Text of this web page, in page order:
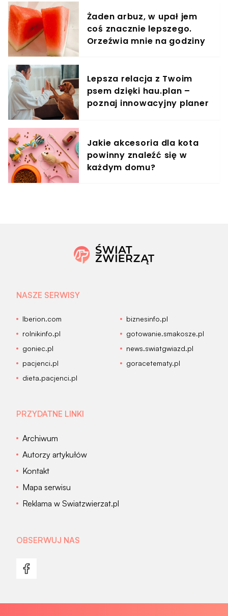
Żaden arbuz, w upał jem
coś znacznie lepszego.
Orzeźwia mnie na godziny
Lepsza relacja z Twoim
psem dzięki hau.plan –
poznaj innowacyjny planer
Jakie akcesoria dla kota
powinny znaleźć się w
każdym domu?
NASZE SERWISY
Iberion.com
biznesinfo.pl
rolnikinfo.pl
gotowanie.smakosze.pl
goniec.pl
news.swiatgwiazd.pl
pacjenci.pl
goracetematy.pl
dieta.pacjenci.pl
PRZYDATNE LINKI
Archiwum
Autorzy artykułów
Kontakt
Mapa serwisu
Reklama w Swiatzwierzat.pl
OBSERWUJ NAS